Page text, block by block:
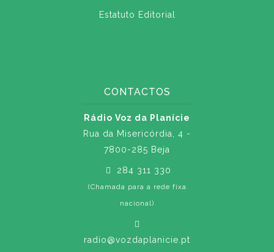
Estatuto Editorial
CONTACTOS
Rádio Voz da Planície
Rua da Misericórdia, 4 -
7800-285 Beja
284 311 330
(Chamada para a rede fixa
nacional)
radio@vozdaplanicie.pt